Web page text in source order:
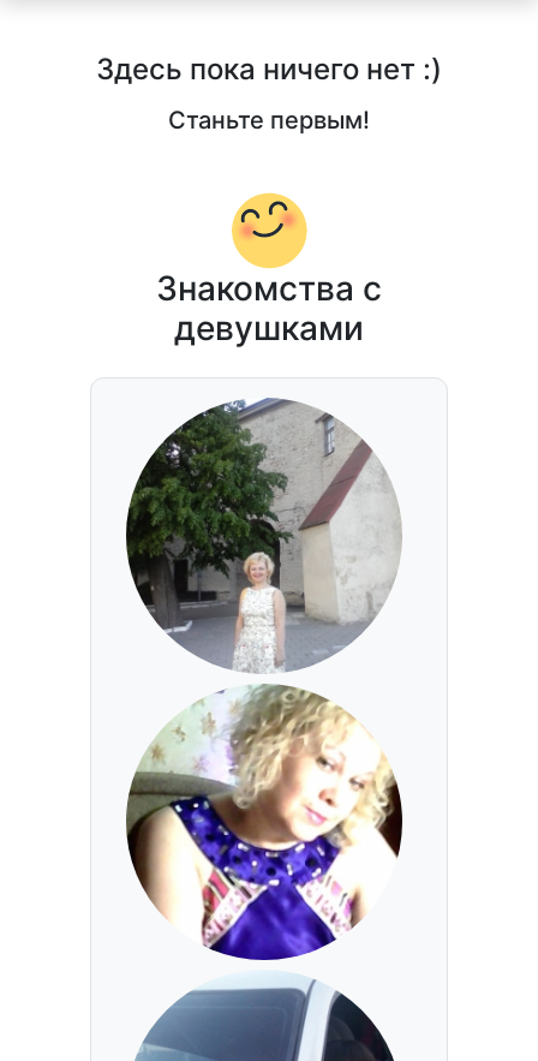
Здесь пока ничего нет :)
Станьте первым!
Знакомства с
девушками